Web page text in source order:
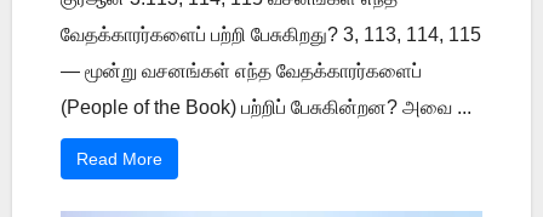
வேதக்காரர்களைப் பற்றி பேசுகிறது? 3, 113, 114, 115
— மூன்று வசனங்கள் எந்த வேதக்காரர்களைப்
(People of the Book) பற்றிப் பேசுகின்றன? அவை ...
Read More